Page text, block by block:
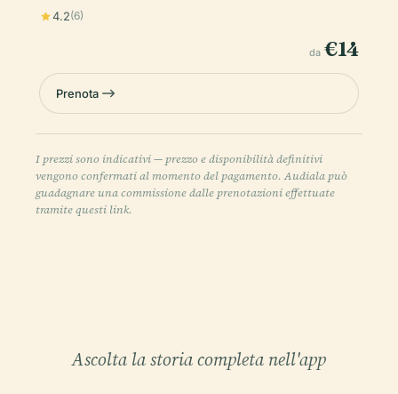
4.2(6)
da €14
Prenota
I prezzi sono indicativi — prezzo e disponibilità definitivi
vengono confermati al momento del pagamento. Audiala può
guadagnare una commissione dalle prenotazioni effettuate
tramite questi link.
Ascolta la storia completa nell'app